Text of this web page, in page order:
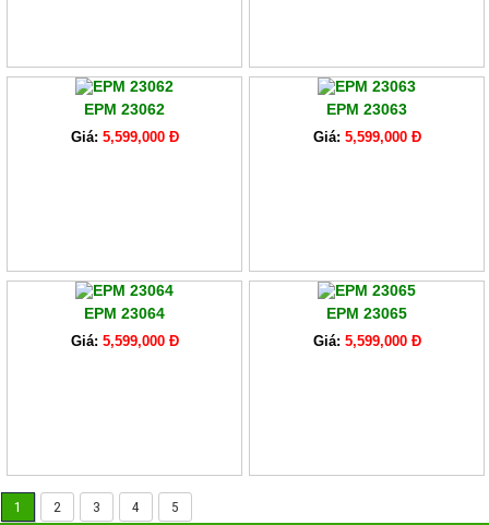
EPM 23062
Giá: 5,599,000 Đ
EPM 23063
Giá: 5,599,000 Đ
EPM 23064
Giá: 5,599,000 Đ
EPM 23065
Giá: 5,599,000 Đ
1 2 3 4 5